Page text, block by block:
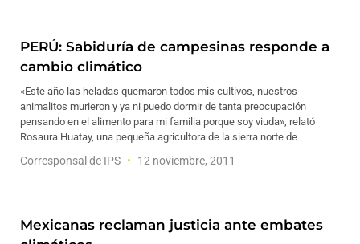
PERÚ: Sabiduría de campesinas responde a
cambio climático
«Este año las heladas quemaron todos mis cultivos, nuestros
animalitos murieron y ya ni puedo dormir de tanta preocupación
pensando en el alimento para mi familia porque soy viuda», relató
Rosaura Huatay, una pequeña agricultora de la sierra norte de
Corresponsal de IPS 12 noviembre, 2011
Mexicanas reclaman justicia ante embates